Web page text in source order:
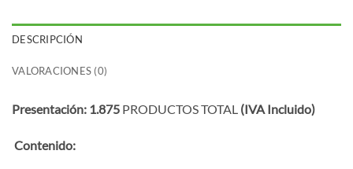
DESCRIPCIÓN
VALORACIONES (0)
Presentación: 1.875 PRODUCTOS TOTAL (IVA Incluido)
Contenido: